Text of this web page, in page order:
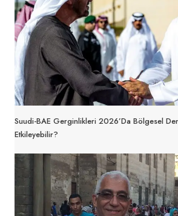
Suudi-BAE Gerginlikleri 2026’da Bölgesel
Etkileyebilir?